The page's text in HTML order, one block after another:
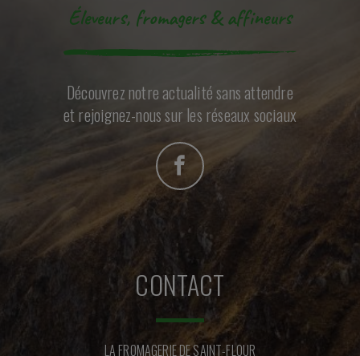
Éleveurs, fromagers & affineurs
Découvrez notre actualité sans attendre
et rejoignez-nous sur les réseaux sociaux
CONTACT
LA FROMAGERIE DE SAINT-FLOUR